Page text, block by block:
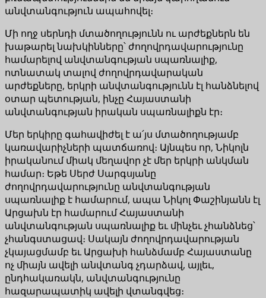
անվտանգություն ապահովել։
Մի ողջ սերնդի մտածողությունն ու արժեքներն են
խաթարել նախկինները՝ ժողովրդավարությունը
համարելով անվտանգության սպառնալիք,
ոտնատակ տալով ժողովրդավարական
արժեքները, երկրի անվտանգությունն էլ հանձնելով
օտար պետության, ինչը Հայաստանի
անվտանգության իրական սպառնալիքն էր։
Մեր երկիրը գահավիժել է ա՛յս մտածողությամբ
կառավարիչների պատճառով։ Այնպես որ, Նիկոլն
իրականում միակ մեղավոր չէ մեր երկրի անկման
համար։ Եթե Սերժ Սարգսյանը
ժողովրդավարությունը անվտանգության
սպառնալիք է համարում, ապա Նիկոլ Փաշինյանն էլ
Արցախն էր համարում Հայաստանի
անվտանգության սպառնալիք եւ մինչեւ չհանձնեց՝
չհանգստացավ։ Սակայն ժողովրդավարության
չկայացմամբ եւ Արցախի հանձմամբ Հայաստանը
ոչ միայն ավելի անվտանգ չդարձավ, այլեւ,
ընդհակառակն, անվտանգությունը
հազարապատիկ ավելի վտանգվեց։